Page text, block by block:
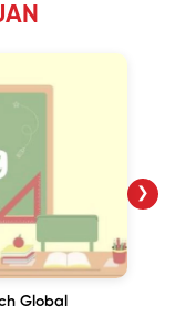
Global
❯